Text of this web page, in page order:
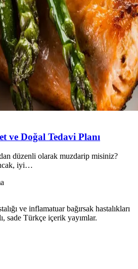
ve Doğal Tedavi Planı
düzenli olarak muzdarip misiniz?
iyi…
ve inflamatuar bağırsak hastalıkları
sade Türkçe içerik yayımlar.